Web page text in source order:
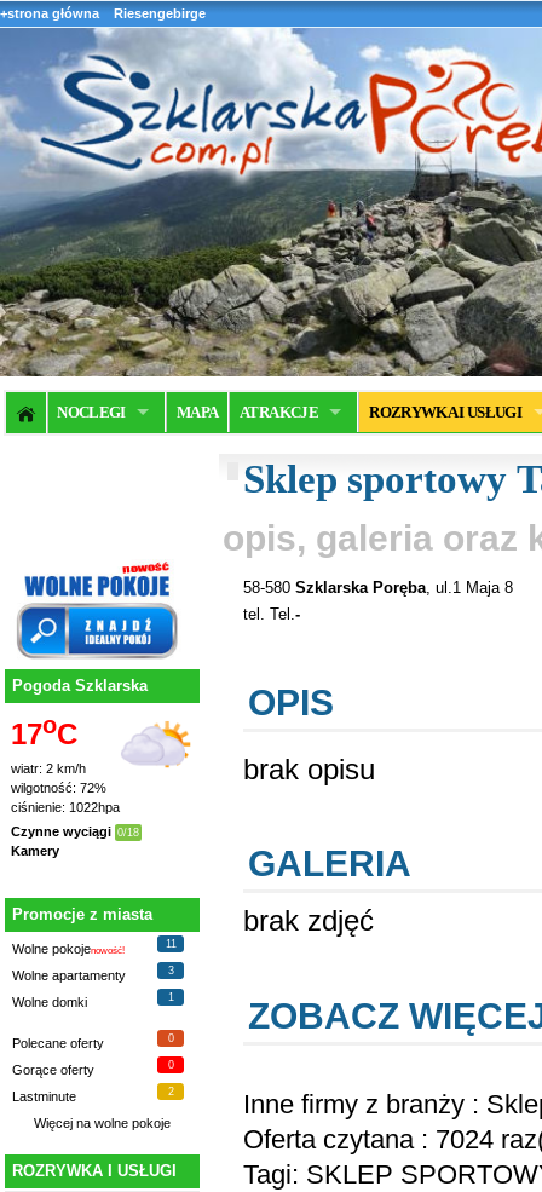
+strona główna Riesengebirge
NOCLEGI MAPA ATRAKCJE ROZRYWKA I USŁUGI
Pogoda Szklarska
17oC
wiatr: 2 km/h
wilgotność: 72%
ciśnienie: 1022hpa
Czynne wyciągi 0/18
Kamery
Promocje z miasta
Wolne pokojenowość!
11
Wolne apartamenty 3
Wolne domki 1
Polecane oferty 0
Gorące oferty 0
Lastminute 2
Więcej na wolne pokoje
ROZRYWKA I USŁUGI
Sklep sportowy
opis, galeria oraz
58-580 Szklarska Poręba , ul.1 Maja 8
tel. Tel. -
OPIS
brak opisu
GALERIA
brak zdjęć
ZOBACZ
Inne firmy z branży :
Oferta czytana : 7024
Tagi: SKLEP